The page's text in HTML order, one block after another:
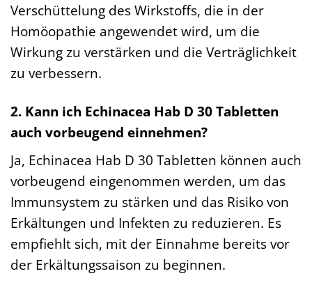
Verschüttelung des Wirkstoffs, die in der
Homöopathie angewendet wird, um die
Wirkung zu verstärken und die Verträglichkeit
zu verbessern.
2. Kann ich Echinacea Hab D 30 Tabletten
auch vorbeugend einnehmen?
Ja, Echinacea Hab D 30 Tabletten können auch
vorbeugend eingenommen werden, um das
Immunsystem zu stärken und das Risiko von
Erkältungen und Infekten zu reduzieren. Es
empfiehlt sich, mit der Einnahme bereits vor
der Erkältungssaison zu beginnen.